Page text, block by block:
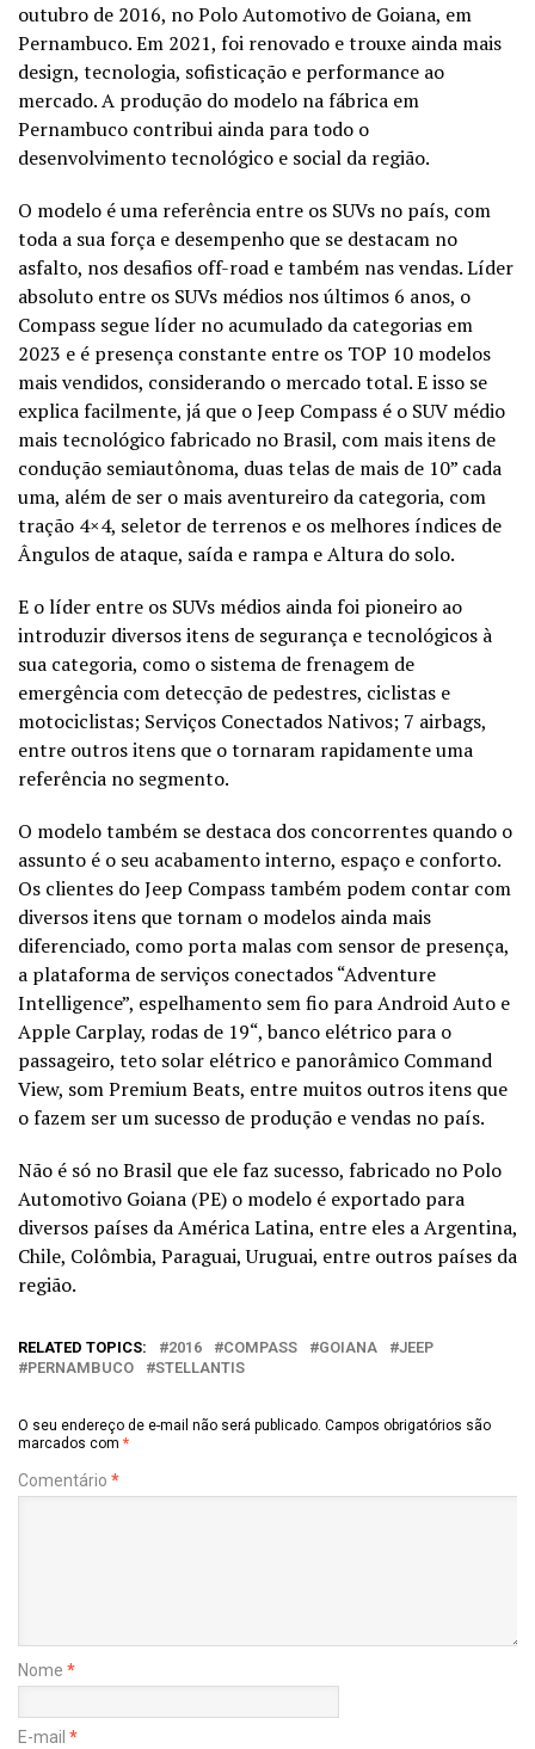
outubro de 2016, no Polo Automotivo de Goiana, em
Pernambuco. Em 2021, foi renovado e trouxe ainda mais
design, tecnologia, sofisticação e performance ao
mercado. A produção do modelo na fábrica em
Pernambuco contribui ainda para todo o
desenvolvimento tecnológico e social da região.
O modelo é uma referência entre os SUVs no país, com
toda a sua força e desempenho que se destacam no
asfalto, nos desafios off-road e também nas vendas. Líder
absoluto entre os SUVs médios nos últimos 6 anos, o
Compass segue líder no acumulado da categorias em
2023 e é presença constante entre os TOP 10 modelos
mais vendidos, considerando o mercado total. E isso se
explica facilmente, já que o Jeep Compass é o SUV médio
mais tecnológico fabricado no Brasil, com mais itens de
condução semiautônoma, duas telas de mais de 10” cada
uma, além de ser o mais aventureiro da categoria, com
tração 4×4, seletor de terrenos e os melhores índices de
Ângulos de ataque, saída e rampa e Altura do solo.
E o líder entre os SUVs médios ainda foi pioneiro ao
introduzir diversos itens de segurança e tecnológicos à
sua categoria, como o sistema de frenagem de
emergência com detecção de pedestres, ciclistas e
motociclistas; Serviços Conectados Nativos; 7 airbags,
entre outros itens que o tornaram rapidamente uma
referência no segmento.
O modelo também se destaca dos concorrentes quando o
assunto é o seu acabamento interno, espaço e conforto.
Os clientes do Jeep Compass também podem contar com
diversos itens que tornam o modelos ainda mais
diferenciado, como porta malas com sensor de presença,
a plataforma de serviços conectados “Adventure
Intelligence”, espelhamento sem fio para Android Auto e
Apple Carplay, rodas de 19“, banco elétrico para o
passageiro, teto solar elétrico e panorâmico Command
View, som Premium Beats, entre muitos outros itens que
o fazem ser um sucesso de produção e vendas no país.
Não é só no Brasil que ele faz sucesso, fabricado no Polo
Automotivo Goiana (PE) o modelo é exportado para
diversos países da América Latina, entre eles a Argentina,
Chile, Colômbia, Paraguai, Uruguai, entre outros países da
região.
RELATED TOPICS: 2016 COMPASS GOIANA
JEEP
PERNAMBUCO
STELLANTIS
O seu endereço de e-mail não será publicado. Campos obrigatórios são
marcados com *
Comentário *
Nome *
E-mail *